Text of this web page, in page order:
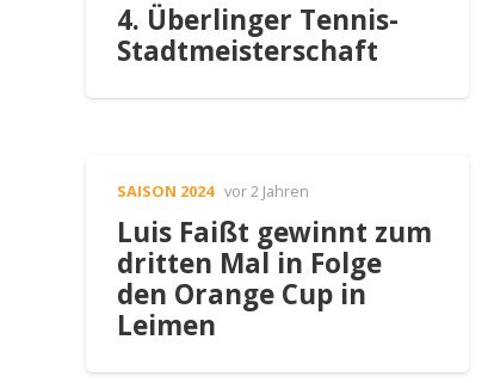
4. Überlinger Tennis-
Stadtmeisterschaft
SAISON 2024 vor 2 Jahren
Luis Faißt gewinnt zum
dritten Mal in Folge
den Orange Cup in
Leimen